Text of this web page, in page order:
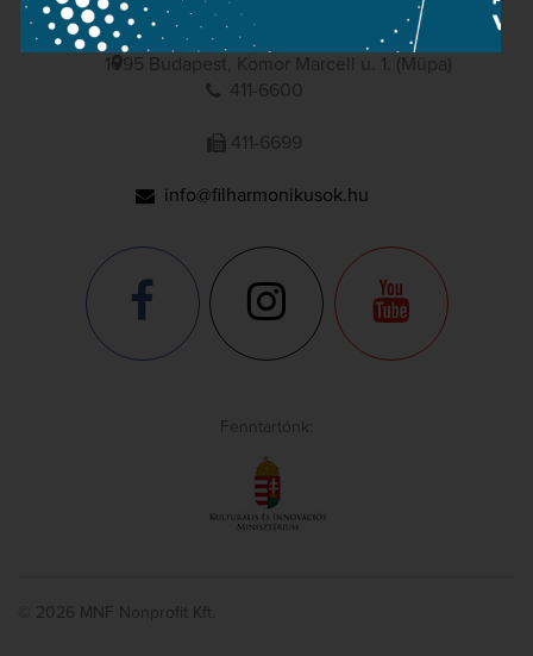
1095 Budapest, Komor Marcell u. 1. (Müpa)
411-6600
411-6699
info@filharmonikusok.hu
Fenntartónk:
© 2026 MNF Nonprofit Kft.